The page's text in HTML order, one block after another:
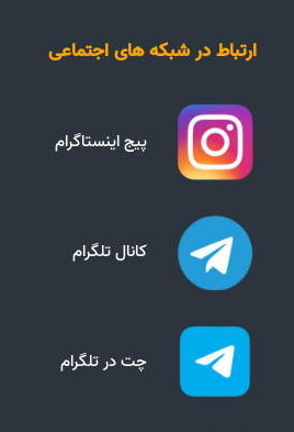
ارتباط در شبکه های اجتماعی
پیج اینستاگرام
کانال تلگرام
چت در تلگرام